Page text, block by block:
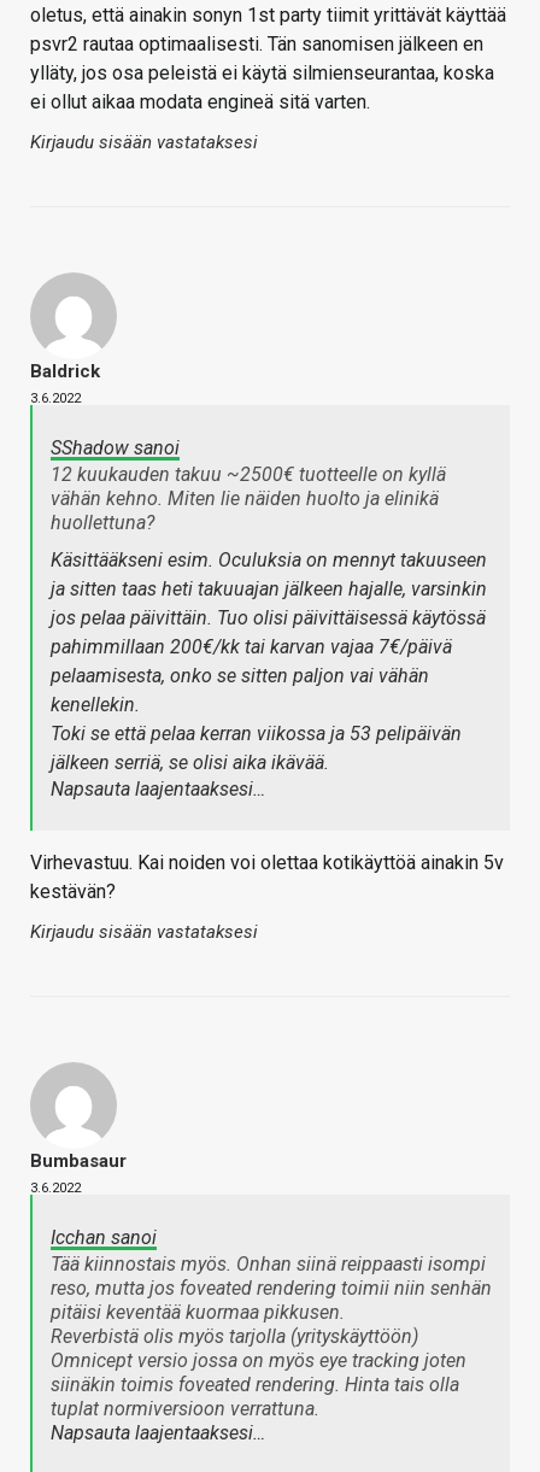
oletus, että ainakin sonyn 1st party tiimit yrittävät käyttää
psvr2 rautaa optimaalisesti. Tän sanomisen jälkeen en
ylläty, jos osa peleistä ei käytä silmienseurantaa, koska
ei ollut aikaa modata engineä sitä varten.
Kirjaudu sisään vastataksesi
Baldrick
3.6.2022
SShadow sanoi
12 kuukauden takuu ~2500€ tuotteelle on kyllä
vähän kehno. Miten lie näiden huolto ja elinikä
huollettuna?
Käsittääkseni esim. Oculuksia on mennyt takuuseen
ja sitten taas heti takuuajan jälkeen hajalle, varsinkin
jos pelaa päivittäin. Tuo olisi päivittäisessä käytössä
pahimmillaan 200€/kk tai karvan vajaa 7€/päivä
pelaamisesta, onko se sitten paljon vai vähän
kenellekin.
Toki se että pelaa kerran viikossa ja 53 pelipäivän
jälkeen serriä, se olisi aika ikävää.
Napsauta laajentaaksesi…
Virhevastuu. Kai noiden voi olettaa kotikäyttöä ainakin 5v
kestävän?
Kirjaudu sisään vastataksesi
Bumbasaur
3.6.2022
Icchan sanoi
Tää kiinnostais myös. Onhan siinä reippaasti isompi
reso, mutta jos foveated rendering toimii niin senhän
pitäisi keventää kuormaa pikkusen.
Reverbistä olis myös tarjolla (yrityskäyttöön)
Omnicept versio jossa on myös eye tracking joten
siinäkin toimis foveated rendering. Hinta tais olla
tuplat normiversioon verrattuna.
Napsauta laajentaaksesi…